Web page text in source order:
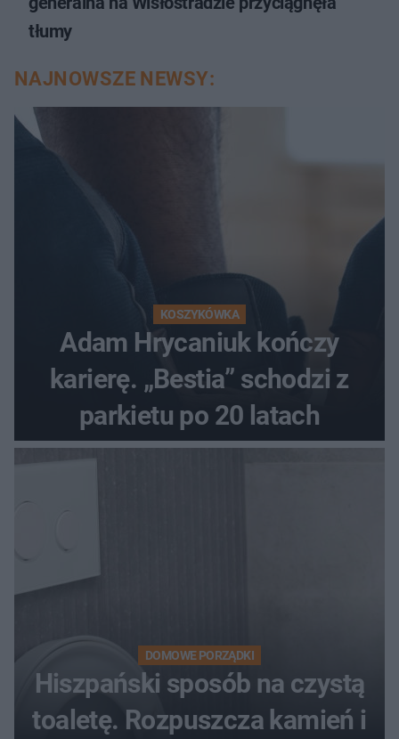
tłumy
NAJNOWSZE NEWSY:
KOSZYKÓWKA
Adam Hrycaniuk kończy
karierę. „Bestia” schodzi z
parkietu po 20 latach
DOMOWE PORZĄDKI
Hiszpański sposób na czystą
toaletę. Rozpuszcza kamień i